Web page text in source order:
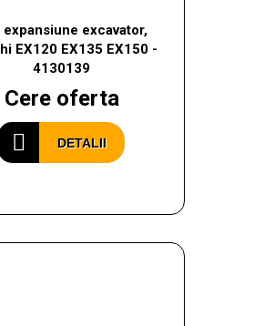
expansiune excavator,
EX120 EX135 EX150 -
4130139
Cere oferta
DETALII